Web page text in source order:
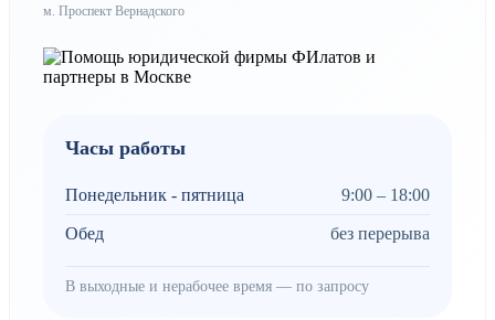
м. Проспект Вернадского
Часы работы
Понедельник - пятница 9:00 – 18:00
Обед без перерыва
В выходные и нерабочее время — по запросу